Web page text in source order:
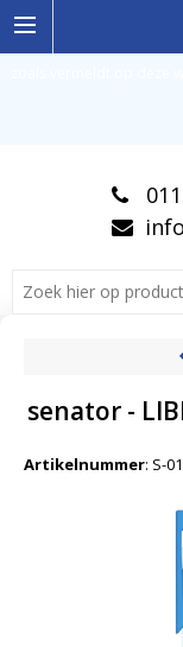
senator -
Artikelnummer: S-
Ingelogde gebruiker